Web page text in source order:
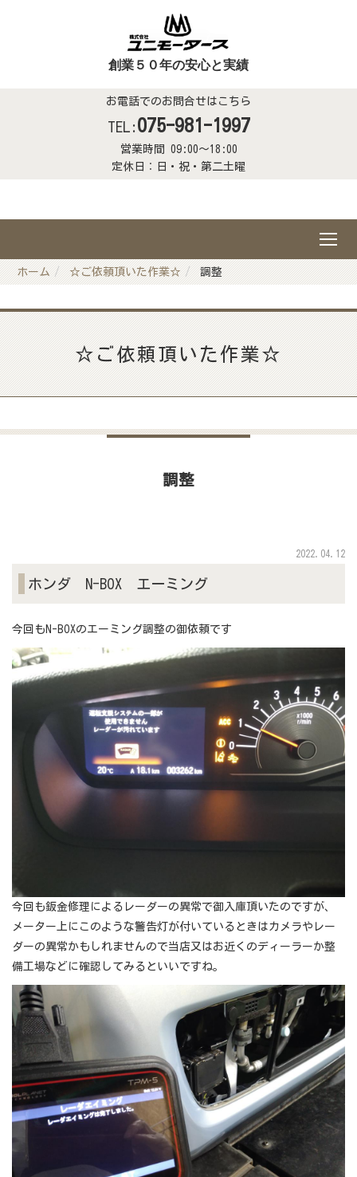
創業５０年の安心と実績
お電話でのお問合せはこちら
TEL: 075-981-1997
営業時間 09:00～18:00
定休日：日・祝・第二土曜
ホーム ☆ご依頼頂いた作業☆ 調整
☆ご依頼頂いた作業☆
調整
2022.04.12
ホンダ N-BOX エーミング
今回もN-BOXのエーミング調整の御依頼です
今回も鈑金修理によるレーダーの異常で御入庫頂いたのですが、
メーター上にこのような警告灯が付いているときはカメラやレー
ダーの異常かもしれませんので当店又はお近くのディーラーか整
備工場などに確認してみるといいですね。